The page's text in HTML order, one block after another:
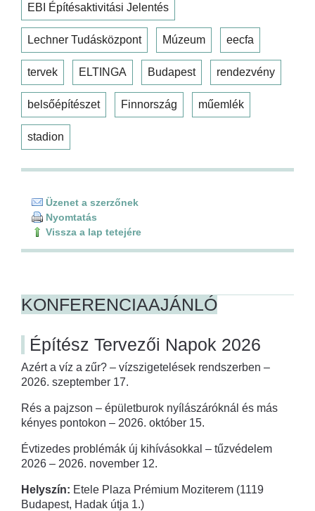
EBI Építésaktivitási Jelentés
Lechner Tudásközpont Múzeum eecfa
tervek ELTINGA Budapest rendezvény
belsőépítészet Finnország műemlék
stadion
Üzenet a szerzőnek
Nyomtatás
Vissza a lap tetejére
KONFERENCIAAJÁNLÓ
Építész Tervezői Napok 2026
Azért a víz a zűr? – vízszigetelések rendszerben –
2026. szeptember 17.
Rés a pajzson – épületburok nyílászáróknál és más
kényes pontokon – 2026. október 15.
Évtizedes problémák új kihívásokkal – tűzvédelem
2026 – 2026. november 12.
Helyszín: Etele Plaza Prémium Moziterem (1119
Budapest, Hadak útja 1.)